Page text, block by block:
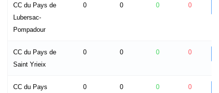
CC du Pays de
Lubersac-
Pompadour
0 0 0 0
CC du Pays de
Saint Yrieix
0 0 0 0
CC du Pays
0 0 0 0